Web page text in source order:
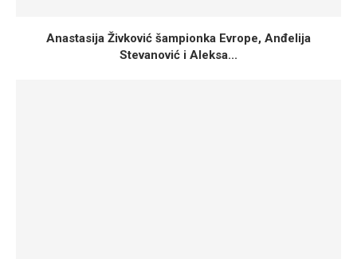
Anastasija Živković šampionka Evrope, Anđelija
Stevanović i Aleksa...